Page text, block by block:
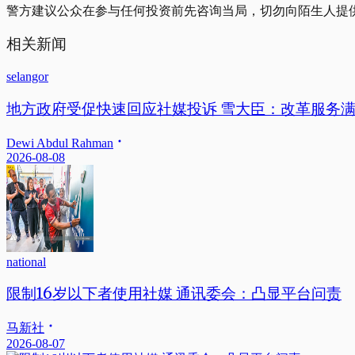
警方建议公众在参与任何投资前先咨询当局，切勿向陌生人提
相关新闻
selangor
地方政府受促快速回应社媒投诉 雪大臣：改革服务
Dewi Abdul Rahman
2026-08-08
national
限制16岁以下者使用社媒 通讯委会：凸显平台问责
马新社
2026-08-07